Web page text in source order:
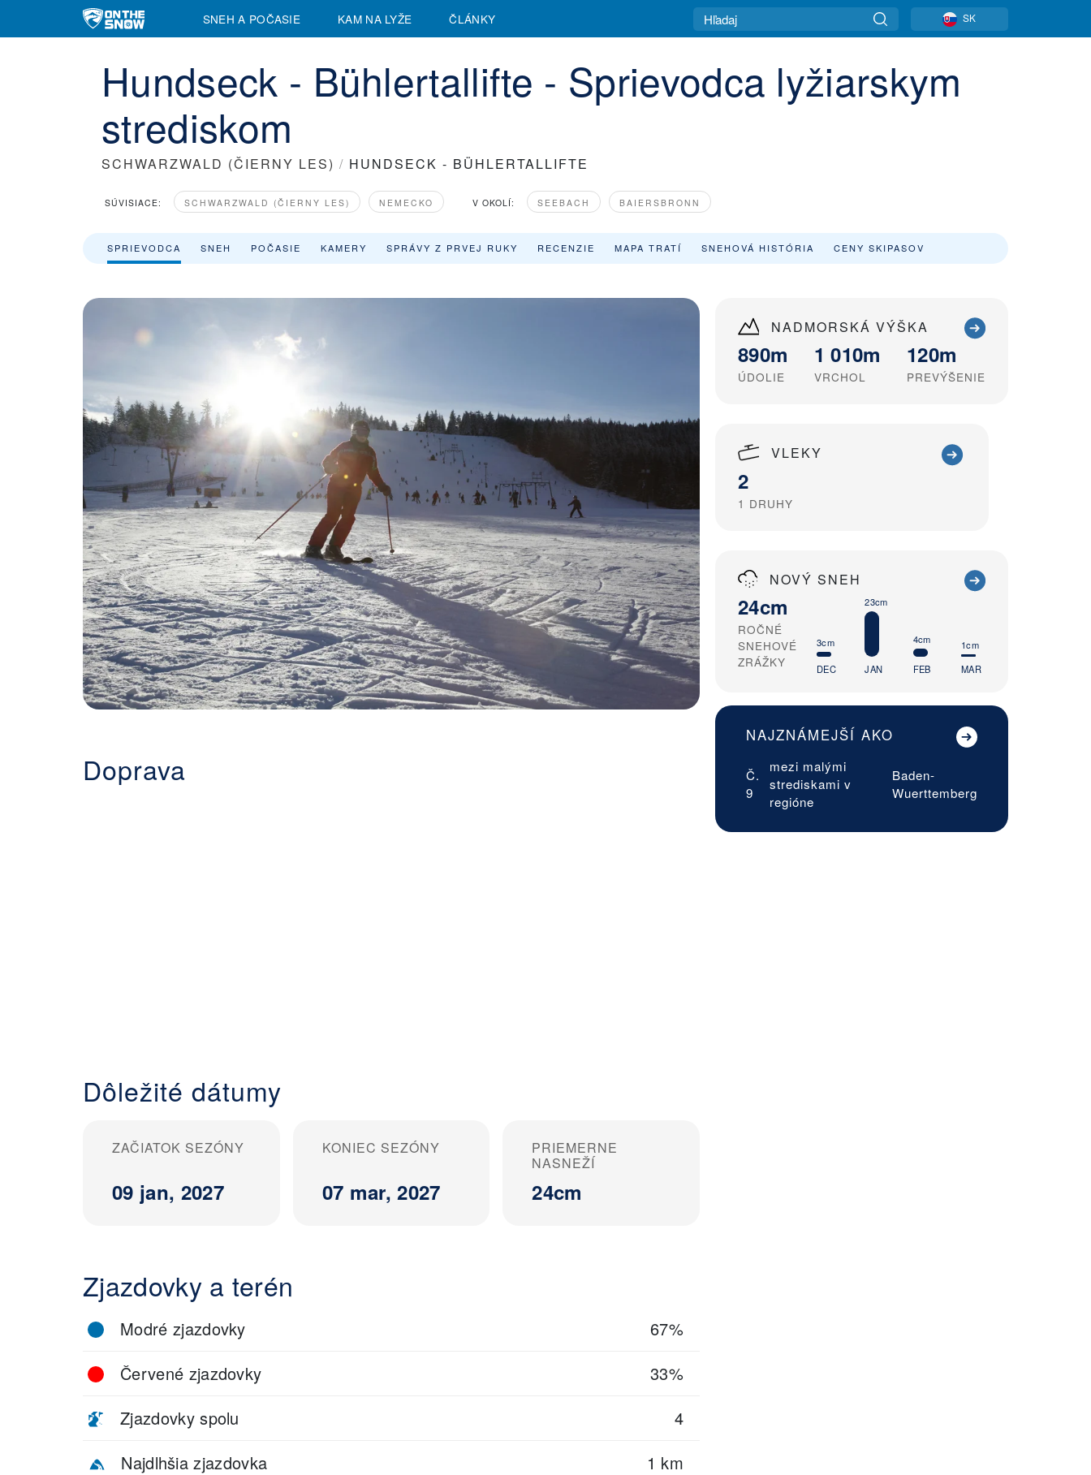
SNEH A POČASIE KAM NA LYŽE ČLÁNKY SK
Hundseck - Bühlertallifte - Sprievodca lyžiarskym
strediskom
SCHWARZWALD (ČIERNY LES) / HUNDSECK - BÜHLERTALLIFTE
SÚVISIACE: SCHWARZWALD (ČIERNY LES) NEMECKO V OKOLÍ: SEEBACH BAIERSBRONN
SPRIEVODCA SNEH POČASIE KAMERY SPRÁVY Z PRVEJ RUKY RECENZIE MAPA TRATÍ SNEHOVÁ HISTÓRIA CENY SKIPASOV
NADMORSKÁ VÝŠKA
890m
ÚDOLIE
1 010m
VRCHOL
120m
PREVÝŠENIE
VLEKY
2
1 DRUHY
NOVÝ SNEH
24cm
ROČNÉ
SNEHOVÉ
ZRÁŽKY
3cm
DEC
23cm
JAN
4cm
FEB
1cm
MAR
NAJZNÁMEJŠÍ AKO
Č.
9
mezi malými
strediskami v
regióne
Baden-
Wuerttemberg
Doprava
Dôležité dátumy
ZAČIATOK SEZÓNY
09 jan, 2027
KONIEC SEZÓNY
07 mar, 2027
PRIEMERNE
NASNEŽÍ
24cm
Zjazdovky a terén
Modré zjazdovky
67%
Červené zjazdovky
33%
Zjazdovky spolu
4
Najdlhšia zjazdovka
1 km